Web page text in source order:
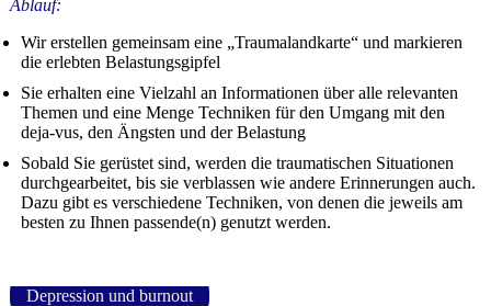
Ablauf:
Wir erstellen gemeinsam eine „Traumalandkarte“ und markieren
die erlebten Belastungsgipfel
Sie erhalten eine Vielzahl an Informationen über alle relevanten
Themen und eine Menge Techniken für den Umgang mit den
deja-vus, den Ängsten und der Belastung
Sobald Sie gerüstet sind, werden die traumatischen Situationen
durchgearbeitet, bis sie verblassen wie andere Erinnerungen auch.
Dazu gibt es verschiedene Techniken, von denen die jeweils am
besten zu Ihnen passende(n) genutzt werden.
Depression und burnout